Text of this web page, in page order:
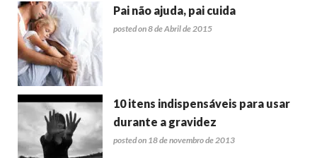
Pai não ajuda, pai cuida
posted on 8 de Abril de 2015
10 itens indispensáveis para usar
durante a gravidez
posted on 18 de novembro de 2013